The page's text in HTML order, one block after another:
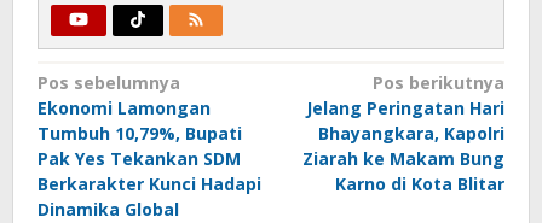
Navigasi
pos
Pos sebelumnya
Ekonomi Lamongan
Tumbuh 10,79%, Bupati
Pak Yes Tekankan SDM
Berkarakter Kunci Hadapi
Dinamika Global
Pos berikutnya
Jelang Peringatan Hari
Bhayangkara, Kapolri
Ziarah ke Makam Bung
Karno di Kota Blitar